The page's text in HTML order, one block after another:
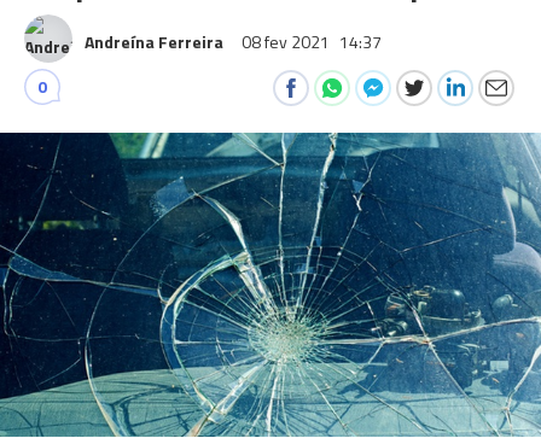
Andreína Ferreira 08 fev 2021 14:37
0